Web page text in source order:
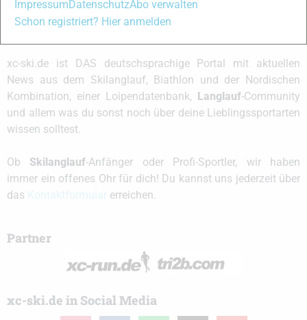
xc-ski.de ist DAS deutschsprachige Portal mit aktuellen
News aus dem Skilanglauf, Biathlon und der Nordischen
Kombination, einer Loipendatenbank,
Langlauf-Community
und allem was du sonst noch über deine Lieblingssportarten
wissen solltest.
Ob Skilanglauf-Anfänger oder Profi-Sportler, wir haben
immer ein offenes Ohr für dich! Du kannst uns jederzeit über
das
erreichen.
Partner
xc-ski.de in Social Media
ImpressumDatenschutzAbo verwalten
Schon registriert? Hier anmelden